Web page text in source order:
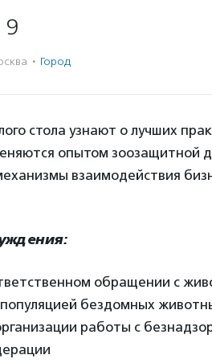
· Город
стола узнают о лучших
опытом зоозащитной
взаимодействия
обращении с
бездомных
работы с